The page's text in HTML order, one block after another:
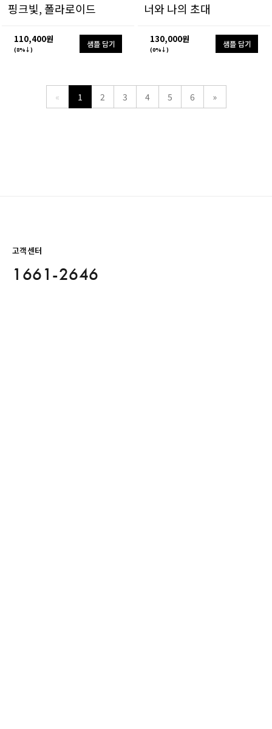
핑크빛, 폴라로이드
110,400원
(8%↓)
샘플 담기
너와 나의 초대
130,000원
(0%↓)
샘플 담기
« 1 2 3 4 5 6 »
고객센터
1661-2646